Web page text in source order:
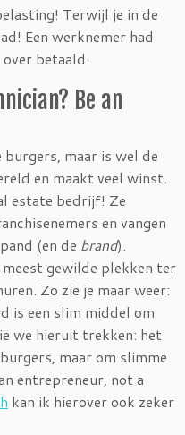
Terwijl je in de
Een werknemer had
betaald.
Be an
maar is wel de
en maakt veel winst.
estate bedrijf! Ze
en vangen
(en de brand).
gewilde plekken ter
Zo zie je maar weer:
is een slim middel om
we hieruit trekken: het
maar om slimme
entrepreneur, not a
kan ik hierover ook zeker